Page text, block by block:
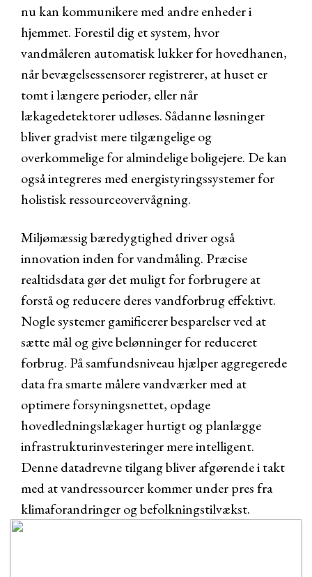
nu kan kommunikere med andre enheder i
hjemmet. Forestil dig et system, hvor
vandmåleren automatisk lukker for hovedhanen,
når bevægelsessensorer registrerer, at huset er
tomt i længere perioder, eller når
lækagedetektorer udløses. Sådanne løsninger
bliver gradvist mere tilgængelige og
overkommelige for almindelige boligejere. De kan
også integreres med energistyringssystemer for
holistisk ressourceovervågning.
Miljømæssig bæredygtighed driver også
innovation inden for vandmåling. Præcise
realtidsdata gør det muligt for forbrugere at
forstå og reducere deres vandforbrug effektivt.
Nogle systemer gamificerer besparelser ved at
sætte mål og give belønninger for reduceret
forbrug. På samfundsniveau hjælper aggregerede
data fra smarte målere vandværker med at
optimere forsyningsnettet, opdage
hovedledningslækager hurtigt og planlægge
infrastrukturinvesteringer mere intelligent.
Denne datadrevne tilgang bliver afgørende i takt
med at vandressourcer kommer under pres fra
klimaforandringer og befolkningstilvækst.